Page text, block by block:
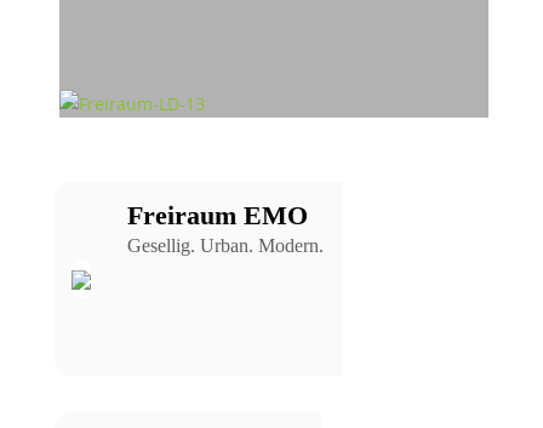
Freiraum EMO
Gesellig. Urban. Modern.